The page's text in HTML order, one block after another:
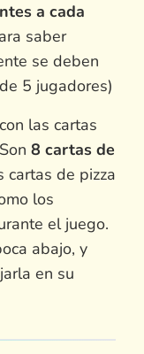
a cada
saber
se deben
5 jugadores)
las cartas
8 cartas de
cartas de pizza
los
el juego.
abajo, y
en su